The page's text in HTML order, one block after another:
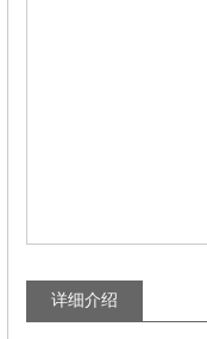
详细介绍